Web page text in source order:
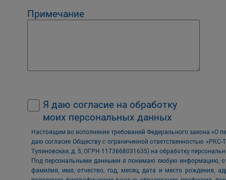
Примечание
Я даю согласие на обработку
моих персональных данных
Настоящим во исполнение требований Федерального закона «О
даю согласие Обществу с ограниченной ответственностью
Тулиновская, д. 5, ОГРН 1173668031635) на обработку
Под персональными данными я понимаю любую информацию,
фамилия, имя, отчество, год, месяц, дата и место рождения,